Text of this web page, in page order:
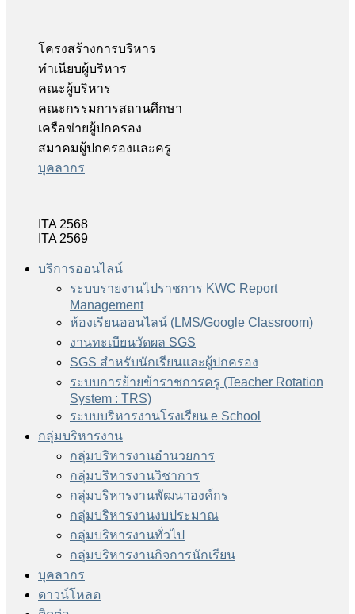
โครงสร้างการบริหาร
ทำเนียบผู้บริหาร
คณะผู้บริหาร
คณะกรรมการสถานศึกษา
เครือข่ายผู้ปกครอง
สมาคมผู้ปกครองและครู
บุคลากร
ITA 2568
ITA 2569
บริการออนไลน์
ระบบรายงานไปราชการ KWC Report
Management
ห้องเรียนออนไลน์ (LMS/Google Classroom)
งานทะเบียนวัดผล SGS
SGS สำหรับนักเรียนและผู้ปกครอง
ระบบการย้ายข้าราชการครู (Teacher Rotation
System : TRS)
ระบบบริหารงานโรงเรียน e School
กลุ่มบริหารงาน
กลุ่มบริหารงานอำนวยการ
กลุ่มบริหารงานวิชาการ
กลุ่มบริหารงานพัฒนาองค์กร
กลุ่มบริหารงานงบประมาณ
กลุ่มบริหารงานทั่วไป
กลุ่มบริหารงานกิจการนักเรียน
บุคลากร
ดาวน์โหลด